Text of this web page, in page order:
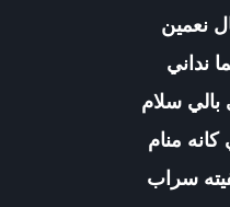
نعمين
نداني
سلام
منام
سراب